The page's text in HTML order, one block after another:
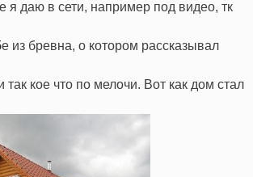
я даю в сети, например под видео, тк
из бревна, о котором рассказывал
кое что по мелочи. Вот как дом стал